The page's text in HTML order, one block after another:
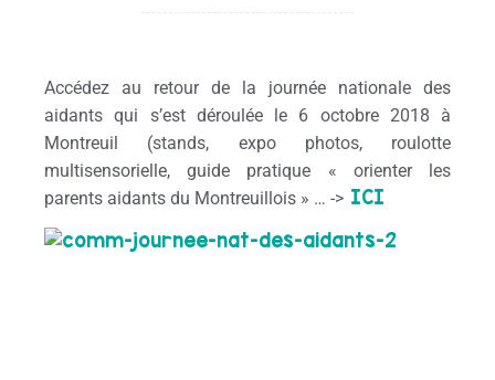
Accédez au retour de la journée nationale des
aidants qui s’est déroulée le 6 octobre 2018 à
Montreuil (stands, expo photos, roulotte
multisensorielle, guide pratique « orienter les
parents aidants du Montreuillois » … -> ICI